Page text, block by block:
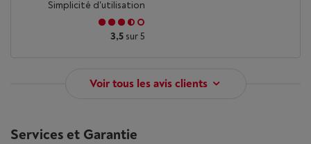
Simplicité d'utilisation
3,5 sur 5
Voir tous les avis clients
Services et Garantie